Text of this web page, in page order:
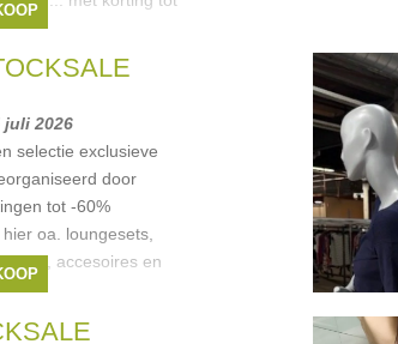
onze
Gusta , Leeff ,Kinta
Pastelles-collectie)
juli 2026
selectie exclusieve
door
tot -60%
oa. loungesets,
accesoires en